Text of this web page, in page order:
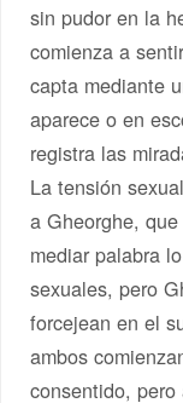
sin pudor en la
comienza a
capta mediante
aparece o en
registra las
La tensión
a Gheorghe,
mediar palabra
sexuales, pero
forcejean en el
ambos
consentido,